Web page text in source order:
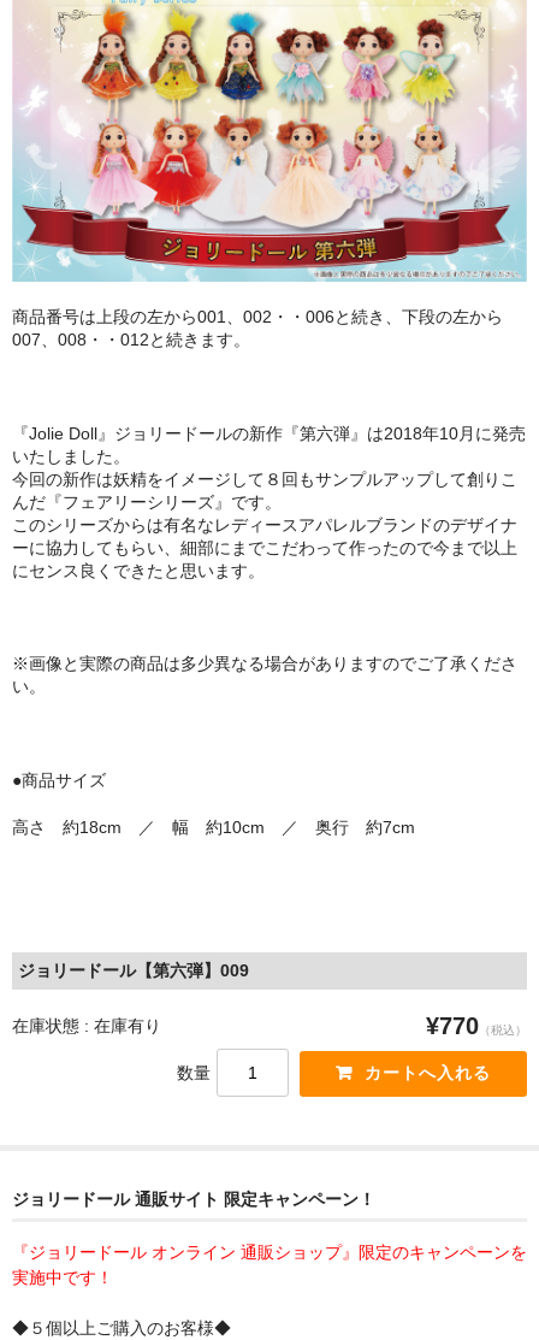
GREEN
ORANGE
SALMON PINK
ABOUT
CONTACT
商品番号は上段の左から001、002・・006と続き、下段の左から
007、008・・012と続きます。
『Jolie Doll』ジョリードールの新作『第六弾』は2018年10月に発売
いたしました。
今回の新作は妖精をイメージして８回もサンプルアップして創りこ
んだ『フェアリーシリーズ』です。
このシリーズからは有名なレディースアパレルブランドのデザイナ
ーに協力してもらい、細部にまでこだわって作ったので今まで以上
にセンス良くできたと思います。
※画像と実際の商品は多少異なる場合がありますのでご了承くださ
い。
●商品サイズ
高さ 約18cm ／ 幅 約10cm ／ 奥行 約7cm
ジョリードール【第六弾】009
在庫状態 : 在庫有り ¥770 （税込）
数量
ジョリードール 通販サイト 限定キャンペーン！
『ジョリードール オンライン 通販ショップ』限定のキャンペーンを
実施中です！
◆５個以上ご購入のお客様◆